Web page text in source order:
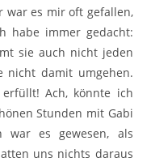
war es mir oft gefallen,
habe immer gedacht:
sie auch nicht jeden
nicht damit umgehen.
Ach, könnte ich
Stunden mit Gabi
war es gewesen, als
uns nichts daraus